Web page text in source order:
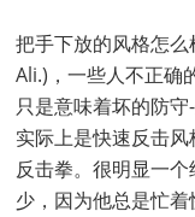
把手下放的风格怎
Ali.)，一些人不正确
只是意味着坏的防
实际上是快速反击
反击拳。很明显一
少，因为他总是忙